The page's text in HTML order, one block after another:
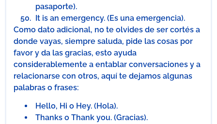
pasaporte).
It is an emergency. (Es una emergencia).
Como dato adicional, no te olvides de ser cortés a
donde vayas, siempre saluda, pide las cosas por
favor y da las gracias, esto ayuda
considerablemente a entablar conversaciones y a
relacionarse con otros, aquí te dejamos algunas
palabras o frases:
Hello, Hi o Hey. (Hola).
Thanks o Thank you. (Gracias).